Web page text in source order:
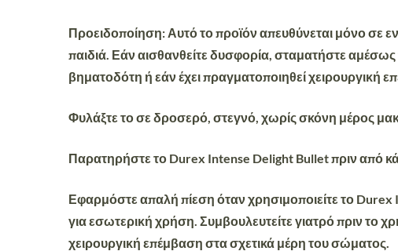
Προειδοποίηση: Αυτό το προϊόν απευθύνεται μόνο σε
παιδιά. Εάν αισθανθείτε δυσφορία, σταματήστε
βηματοδότη ή εάν έχει πραγματοποιηθεί χειρουργική
Φυλάξτε το σε δροσερό, στεγνό, χωρίς σκόνη μέρος
Παρατηρήστε το Durex Intense Delight Bullet πριν από
Εφαρμόστε απαλή πίεση όταν χρησιμοποιείτε το
για εσωτερική χρήση. Συμβουλευτείτε γιατρό πριν το
χειρουργική επέμβαση στα σχετικά μέρη του σώματος.